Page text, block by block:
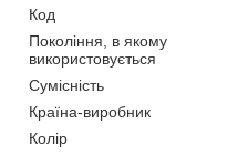
Код
Покоління, в якому
використовується
Сумісність
Країна-виробник
Колір